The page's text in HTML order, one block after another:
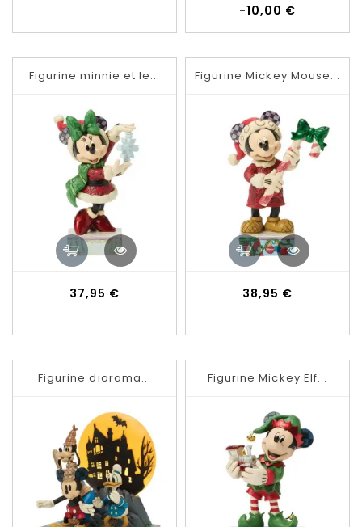
base
de
base
-10,00 €
Figurine minnie et le...
37,95 €Prix
Figurine Mickey Mouse...
38,95 €Prix
Figurine diorama... Figurine Mickey Elf...